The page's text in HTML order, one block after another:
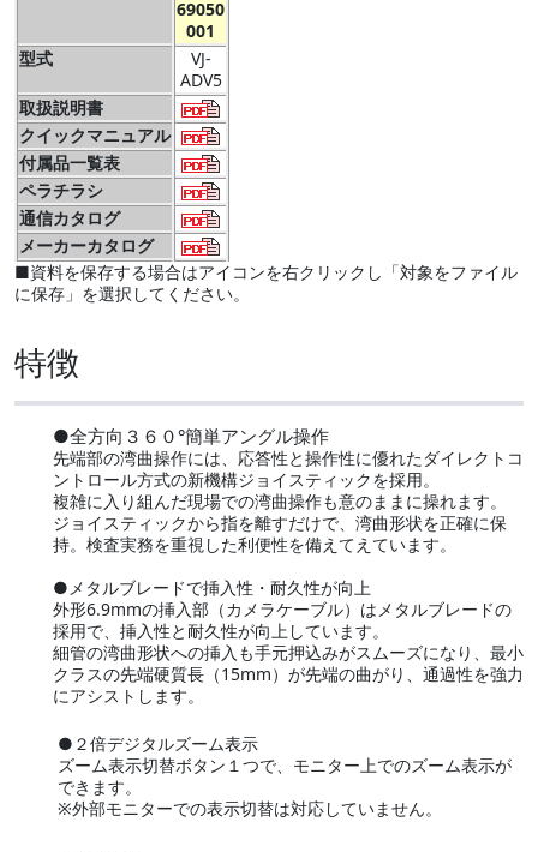
69050
001
型式
VJ-
ADV5
取扱説明書
クイックマニュアル
付属品一覧表
ペラチラシ
通信カタログ
メーカーカタログ
■資料を保存する場合はアイコンを右クリックし「対象をファイル
に保存」を選択してください。
特徴
●全方向３６０°簡単アングル操作
先端部の湾曲操作には、応答性と操作性に優れたダイレクトコ
ントロール方式の新機構ジョイスティックを採用。
複雑に入り組んだ現場での湾曲操作も意のままに操れます。
ジョイスティックから指を離すだけで、湾曲形状を正確に保
持。検査実務を重視した利便性を備えてえています。
●メタルブレードで挿入性・耐久性が向上
外形6.9mmの挿入部（カメラケーブル）はメタルブレードの
採用で、挿入性と耐久性が向上しています。
細管の湾曲形状への挿入も手元押込みがスムーズになり、最小
クラスの先端硬質長（15mm）が先端の曲がり、通過性を強力
にアシストします。
●２倍デジタルズーム表示
ズーム表示切替ボタン１つで、モニター上でのズーム表示が
できます。
※外部モニターでの表示切替は対応していません。